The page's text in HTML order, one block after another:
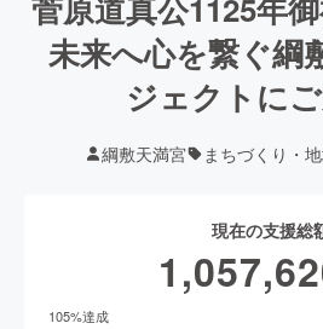
未来へ心を繋ぐ綱
ジェクトに
綱敷天満宮 まちづくり・
現在の支援総
105%達成